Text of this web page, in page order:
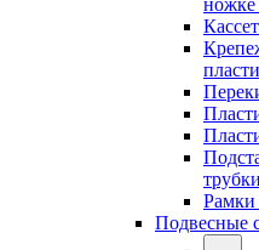
ножке
Подвесные